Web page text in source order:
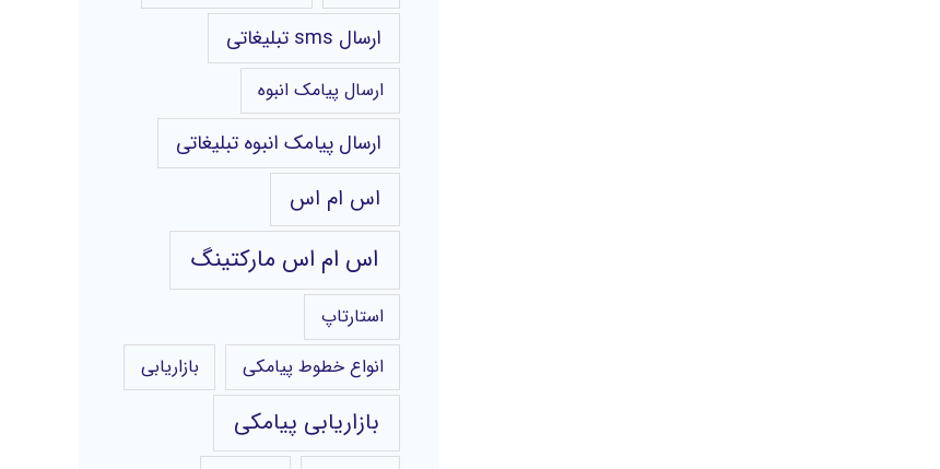
ارسال sms تبلیغاتی
ارسال پیامک انبوه
ارسال پیامک انبوه تبلیغاتی
اس ام اس
اس ام اس مارکتینگ
استارتاپ
انواع خطوط پیامکی
بازاریابی
بازاریابی پیامکی